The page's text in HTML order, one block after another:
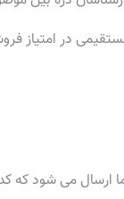
در امتیاز
ارسال می شود